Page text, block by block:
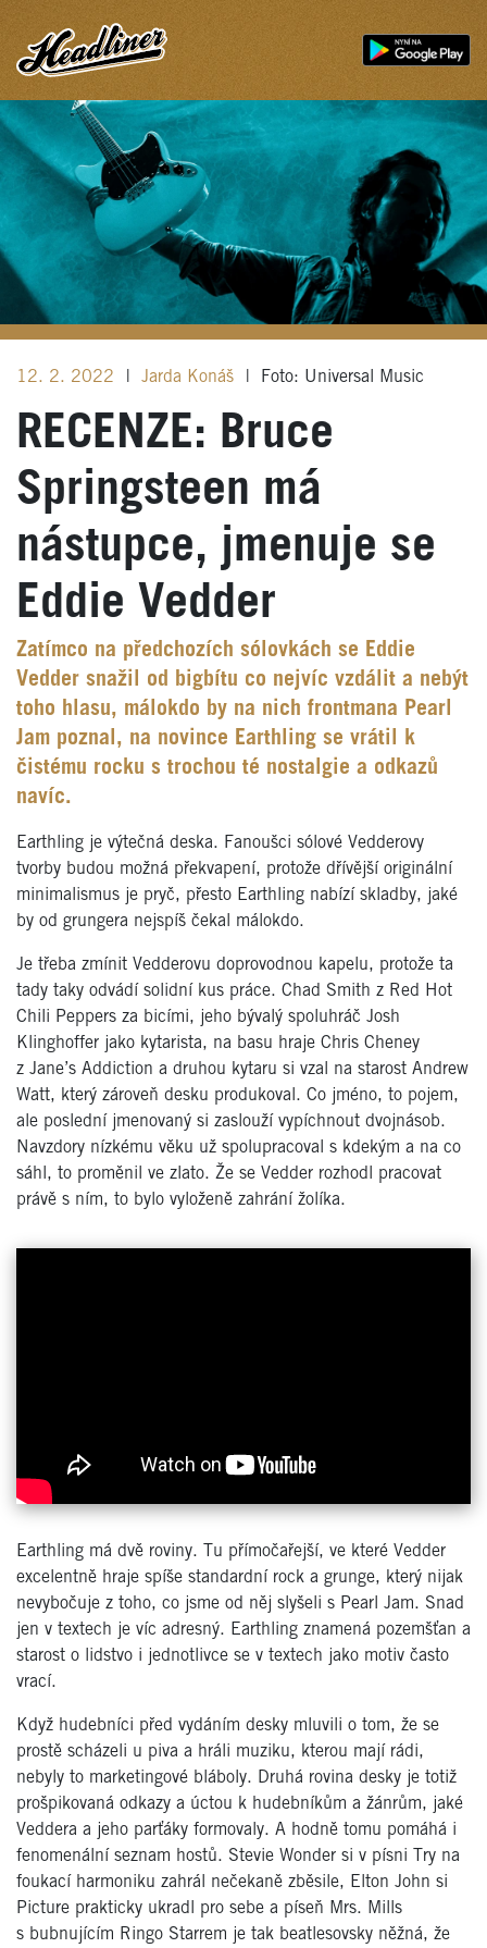
12. 2. 2022 Jarda Konáš Foto: Universal Music
RECENZE: Bruce
Springsteen má
nástupce, jmenuje se
Eddie Vedder
Zatímco na předchozích sólovkách se Eddie
Vedder snažil od bigbítu co nejvíc vzdálit a nebýt
toho hlasu, málokdo by na nich frontmana Pearl
Jam poznal, na novince Earthling se vrátil k
čistému rocku s trochou té nostalgie a odkazů
navíc.
Earthling je výtečná deska. Fanoušci sólové Vedderovy
tvorby budou možná překvapení, protože dřívější originální
minimalismus je pryč, přesto Earthling nabízí skladby, jaké
by od grungera nejspíš čekal málokdo.
Je třeba zmínit Vedderovu doprovodnou kapelu, protože ta
tady taky odvádí solidní kus práce. Chad Smith z Red Hot
Chili Peppers za bicími, jeho bývalý spoluhráč Josh
Klinghoffer jako kytarista, na basu hraje Chris Cheney
z Jane’s Addiction a druhou kytaru si vzal na starost Andrew
Watt, který zároveň desku produkoval. Co jméno, to pojem,
ale poslední jmenovaný si zaslouží vypíchnout dvojnásob.
Navzdory nízkému věku už spolupracoval s kdekým a na co
sáhl, to proměnil ve zlato. Že se Vedder rozhodl pracovat
právě s ním, to bylo vyloženě zahrání žolíka.
Earthling má dvě roviny. Tu přímočařejší, ve které Vedder
excelentně hraje spíše standardní rock a grunge, který nijak
nevybočuje z toho, co jsme od něj slyšeli s Pearl Jam. Snad
jen v textech je víc adresný. Earthling znamená pozemšťan a
starost o lidstvo i jednotlivce se v textech jako motiv často
vrací.
Když hudebníci před vydáním desky mluvili o tom, že se
prostě scházeli u piva a hráli muziku, kterou mají rádi,
nebyly to marketingové bláboly. Druhá rovina desky je totiž
prošpikovaná odkazy a úctou k hudebníkům a žánrům, jaké
Veddera a jeho parťáky formovaly. A hodně tomu pomáhá i
fenomenální seznam hostů. Stevie Wonder si v písni Try na
foukací harmoniku zahrál nečekaně zběsile, Elton John si
Picture prakticky ukradl pro sebe a píseň Mrs. Mills
s bubnujícím Ringo Starrem je tak beatlesovsky něžná, že